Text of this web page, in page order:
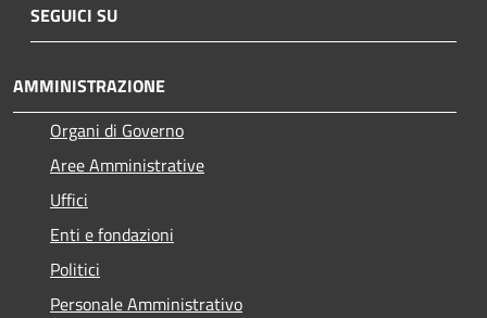
SEGUICI SU
AMMINISTRAZIONE
Organi di Governo
Aree Amministrative
Uffici
Enti e fondazioni
Politici
Personale Amministrativo